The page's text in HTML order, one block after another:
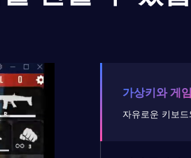
가상키와 게
자유로운 키보